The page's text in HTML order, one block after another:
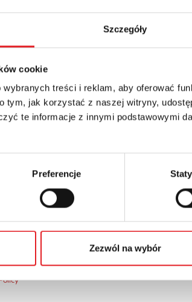
Szczegóły
cookie
treści i reklam, aby oferować
tym, jak korzystać z naszej witryny,
te informacje z innymi podstawowymi
Preferencje
Zezwól na wybór
by Relpol S.A. More information on the
*